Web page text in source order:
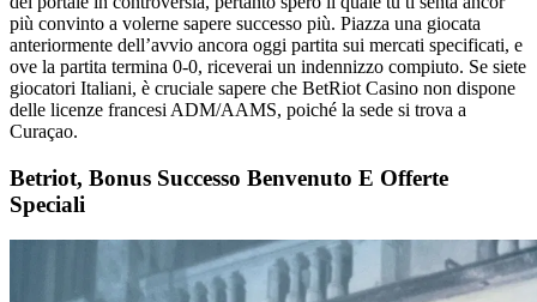
più convinto a volerne sapere successo più. Piazza una giocata
anteriormente dell’avvio ancora oggi partita sui mercati specificati, e
ove la partita termina 0-0, riceverai un indennizzo compiuto. Se siete
giocatori Italiani, è cruciale sapere che BetRiot Casino non dispone
delle licenze francesi ADM/AAMS, poiché la sede si trova a
Curaçao.
Betriot, Bonus Successo Benvenuto E Offerte
Speciali